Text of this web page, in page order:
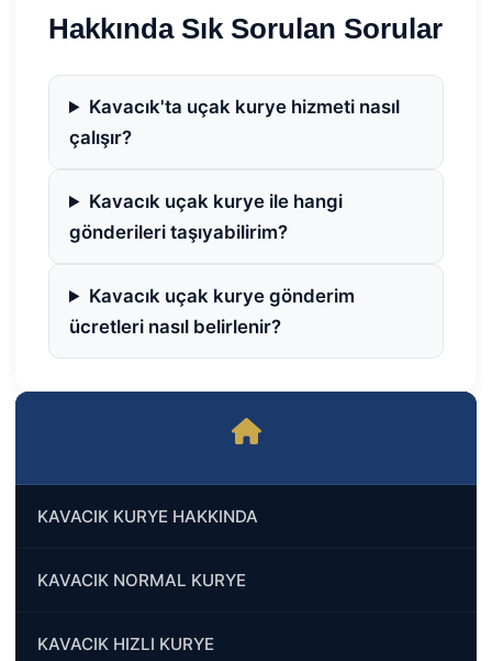
KAVACIK KURYE HAKKINDA
KAVACIK NORMAL KURYE
KAVACIK HIZLI KURYE
Hakkında Sık Sorulan Sorular
Kavacık'ta uçak kurye hizmeti nasıl
çalışır?
Kavacık uçak kurye ile hangi
gönderileri taşıyabilirim?
Kavacık uçak kurye gönderim
ücretleri nasıl belirlenir?